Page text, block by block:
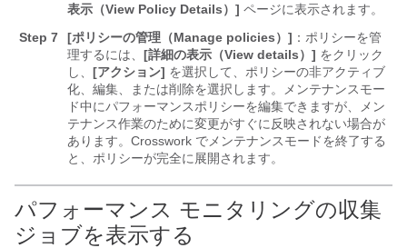
表示（View Policy Details）] ページに表示されます。
Step 7
[ポリシーの管理（Manage policies）] ：ポリシーを管
理するには、 [詳細の表示（View details）] をクリック
し、 [アクション] を選択して、ポリシーの非アクティブ
化、編集、または削除を選択します。メンテナンスモー
ド中にパフォーマンスポリシーを編集できますが、メン
テナンス作業のために変更がすぐに反映されない場合が
あります。Crosswork でメンテナンスモードを終了する
と、ポリシーが完全に展開されます。
パフォーマンス モニタリングの収集
ジョブを表示する